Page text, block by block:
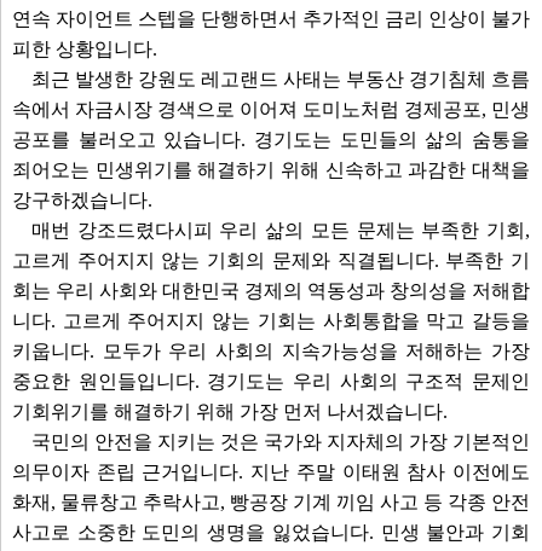
연속 자이언트 스텝을 단행하면서 추가적인 금리 인상이 불가
피한 상황입니다.
최근 발생한 강원도 레고랜드 사태는 부동산 경기침체 흐름
속에서 자금시장 경색으로 이어져 도미노처럼 경제공포, 민생
공포를 불러오고 있습니다. 경기도는 도민들의 삶의 숨통을
죄어오는 민생위기를 해결하기 위해 신속하고 과감한 대책을
강구하겠습니다.
매번 강조드렸다시피 우리 삶의 모든 문제는 부족한 기회,
고르게 주어지지 않는 기회의 문제와 직결됩니다. 부족한 기
회는 우리 사회와 대한민국 경제의 역동성과 창의성을 저해합
니다. 고르게 주어지지 않는 기회는 사회통합을 막고 갈등을
키웁니다. 모두가 우리 사회의 지속가능성을 저해하는 가장
중요한 원인들입니다. 경기도는 우리 사회의 구조적 문제인
기회위기를 해결하기 위해 가장 먼저 나서겠습니다.
국민의 안전을 지키는 것은 국가와 지자체의 가장 기본적인
의무이자 존립 근거입니다. 지난 주말 이태원 참사 이전에도
화재, 물류창고 추락사고, 빵공장 기계 끼임 사고 등 각종 안전
사고로 소중한 도민의 생명을 잃었습니다. 민생 불안과 기회